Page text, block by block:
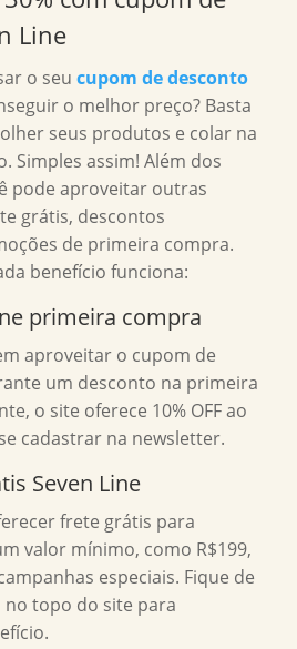
Line
o seu cupom de desconto
o melhor preço? Basta
seus produtos e colar na
Simples assim! Além dos
pode aproveitar outras
grátis, descontos
de primeira compra.
benefício funciona:
primeira compra
aproveitar o cupom de
um desconto na primeira
o site oferece 10% OFF ao
cadastrar na newsletter.
Seven Line
frete grátis para
valor mínimo, como R$199,
especiais. Fique de
topo do site para